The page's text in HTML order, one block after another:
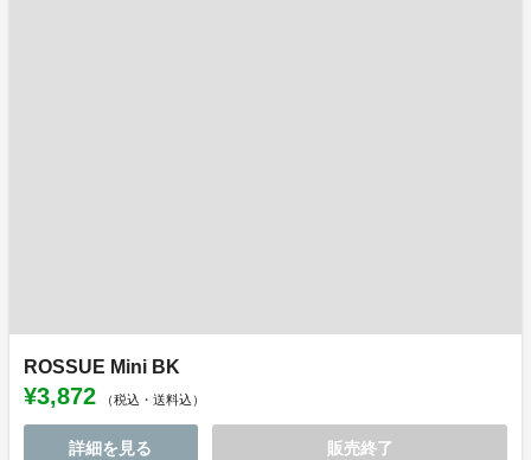
ROSSUE Mini BK
¥3,872 （税込・送料込）
詳細を見る 販売終了